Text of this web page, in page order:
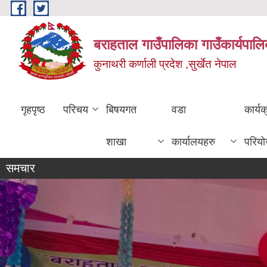
Skip to main content
बराहताल गाउँपालिका
कुनाथरी कर्णाली प्रदेश ,सुर्खेत नेपाल
गृहपृष्ठ परिचय बिषयगत
शाखा
वडा
कार्यालयहरु
समचार